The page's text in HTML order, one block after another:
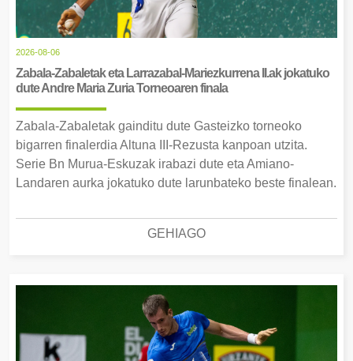
2026-08-06
Zabala-Zabaletak eta Larrazabal-Mariezkurrena II.ak jokatuko
dute Andre Maria Zuria Torneoaren finala
Zabala-Zabaletak gainditu dute Gasteizko torneoko
bigarren finalerdia Altuna III-Rezusta kanpoan utzita.
Serie Bn Murua-Eskuzak irabazi dute eta Amiano-
Landaren aurka jokatuko dute larunbateko beste finalean.
GEHIAGO